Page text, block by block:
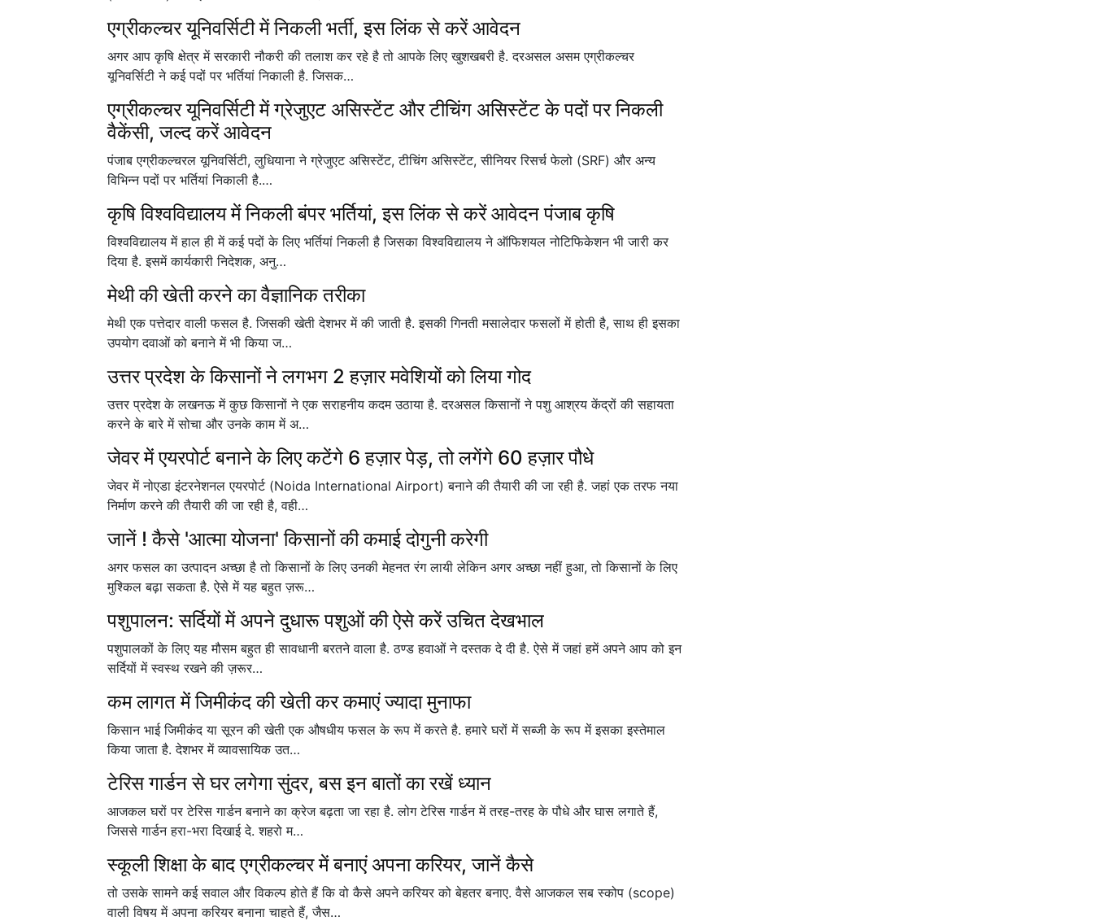
एग्रीकल्चर यूनिवर्सिटी में निकली भर्ती, इस लिंक से करें आवेदन
अगर आप कृषि क्षेत्र में सरकारी नौकरी की तलाश कर रहे है तो आपके लिए खुशखबरी है. दरअसल असम एग्रीकल्चर
यूनिवर्सिटी ने कई पदों पर भर्तियां निकाली है. जिसक…
एग्रीकल्चर यूनिवर्सिटी में ग्रेजुएट असिस्टेंट और टीचिंग असिस्टेंट के पदों पर निकली
वैकेंसी, जल्द करें आवेदन
पंजाब एग्रीकल्चरल यूनिवर्सिटी, लुधियाना ने ग्रेजुएट असिस्टेंट, टीचिंग असिस्टेंट, सीनियर रिसर्च फेलो (SRF) और अन्य
विभिन्न पदों पर भर्तियां निकाली है.…
कृषि विश्वविद्यालय में निकली बंपर भर्तियां, इस लिंक से करें आवेदन पंजाब कृषि
विश्वविद्यालय में हाल ही में कई पदों के लिए भर्तियां निकली है जिसका विश्वविद्यालय ने ऑफिशयल नोटिफिकेशन भी जारी कर
दिया है. इसमें कार्यकारी निदेशक, अनु…
मेथी की खेती करने का वैज्ञानिक तरीका
मेथी एक पत्तेदार वाली फसल है. जिसकी खेती देशभर में की जाती है. इसकी गिनती मसालेदार फसलों में होती है, साथ ही इसका
उपयोग दवाओं को बनाने में भी किया ज…
उत्तर प्रदेश के किसानों ने लगभग 2 हज़ार मवेशियों को लिया गोद
उत्तर प्रदेश के लखनऊ में कुछ किसानों ने एक सराहनीय कदम उठाया है. दरअसल किसानों ने पशु आश्रय केंद्रों की सहायता
करने के बारे में सोचा और उनके काम में अ…
जेवर में एयरपोर्ट बनाने के लिए कटेंगे 6 हज़ार पेड़, तो लगेंगे 60 हज़ार पौधे
जेवर में नोएडा इंटरनेशनल एयरपोर्ट (Noida International Airport) बनाने की तैयारी की जा रही है. जहां एक तरफ नया
निर्माण करने की तैयारी की जा रही है, वही…
जानें ! कैसे 'आत्मा योजना' किसानों की कमाई दोगुनी करेगी
अगर फसल का उत्पादन अच्छा है तो किसानों के लिए उनकी मेहनत रंग लायी लेकिन अगर अच्छा नहीं हुआ, तो किसानों के लिए
मुश्किल बढ़ा सकता है. ऐसे में यह बहुत ज़रू…
पशुपालन: सर्दियों में अपने दुधारू पशुओं की ऐसे करें उचित देखभाल
पशुपालकों के लिए यह मौसम बहुत ही सावधानी बरतने वाला है. ठण्ड हवाओं ने दस्तक दे दी है. ऐसे में जहां हमें अपने आप को इन
सर्दियों में स्वस्थ रखने की ज़रूर…
कम लागत में जिमीकंद की खेती कर कमाएं ज्यादा मुनाफा
किसान भाई जिमीकंद या सूरन की खेती एक औषधीय फसल के रूप में करते है. हमारे घरों में सब्जी के रूप में इसका इस्तेमाल
किया जाता है. देशभर में व्यावसायिक उत…
टेरिस गार्डन से घर लगेगा सुंदर, बस इन बातों का रखें ध्यान
आजकल घरों पर टेरिस गार्डन बनाने का क्रेज बढ़ता जा रहा है. लोग टेरिस गार्डन में तरह-तरह के पौधे और घास लगाते हैं,
जिससे गार्डन हरा-भरा दिखाई दे. शहरो म…
स्कूली शिक्षा के बाद एग्रीकल्चर में बनाएं अपना करियर, जानें कैसे
तो उसके सामने कई सवाल और विकल्प होते हैं कि वो कैसे अपने करियर को बेहतर बनाए. वैसे आजकल सब स्कोप (scope)
वाली विषय में अपना करियर बनाना चाहते हैं, जैस…